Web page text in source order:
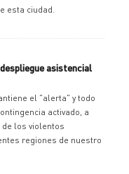
esta ciudad.
asistencial
el "alerta" y todo
activado, a
los violentos
regiones de nuestro